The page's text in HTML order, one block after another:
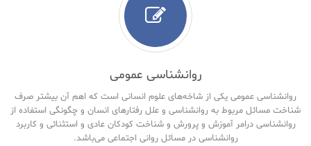
روانشناسی عمومی
روانشناسی عمومی یکی از شاخه‌های علوم انسانی است که اهم آن بیشتر صرف
شناخت مسائل مربوط به روانشناسی و علل رفتارهای انسان و چگونگی استفاده از
روانشناسی درامر آموزش و پرورش و شناخت کودکان عادی و استثنائی و کاربرد
روانشناسی در مسائل روانی اجتماعی می‌باشد.